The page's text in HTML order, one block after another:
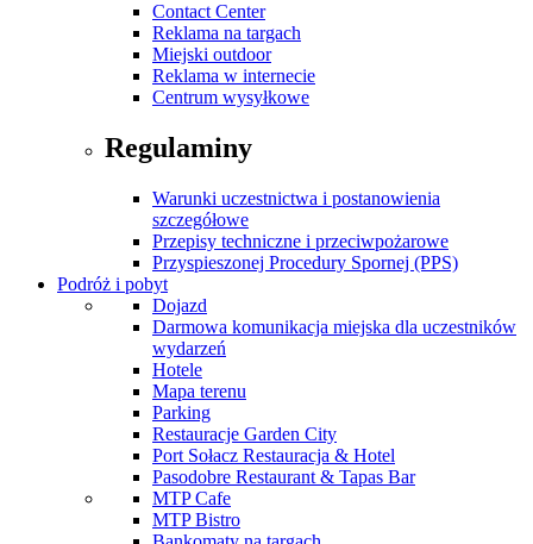
Contact Center
Reklama na targach
Miejski outdoor
Reklama w internecie
Centrum wysyłkowe
Regulaminy
Warunki uczestnictwa i postanowienia
szczegółowe
Przepisy techniczne i przeciwpożarowe
Przyspieszonej Procedury Spornej (PPS)
Podróż i pobyt
Dojazd
Darmowa komunikacja miejska dla uczestników
wydarzeń
Hotele
Mapa terenu
Parking
Restauracje Garden City
Port Sołacz Restauracja & Hotel
Pasodobre Restaurant & Tapas Bar
MTP Cafe
MTP Bistro